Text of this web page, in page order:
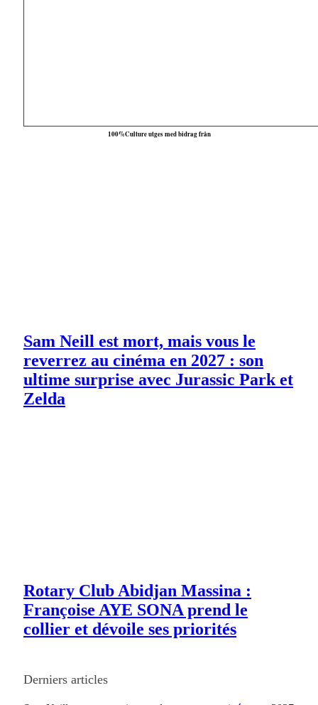
100%Culture utges med bidrag från
Sam Neill est mort, mais vous le
reverrez au cinéma en 2027 : son
ultime surprise avec Jurassic Park et
Zelda
Rotary Club Abidjan Massina :
Françoise AYE SONA prend le
collier et dévoile ses priorités
Derniers articles